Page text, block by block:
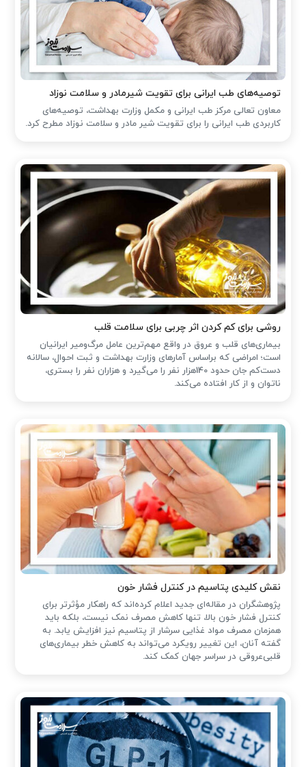
توصیه‌های طب ایرانی برای تقویت شیرمادر و سلامت نوزاد
معاون تعالی مرکز طب ایرانی و مکمل وزارت بهداشت، توصیه‌های
کاربردی طب ایرانی را برای تقویت شیر مادر و سلامت نوزاد مطرح کرد.
روشی برای کم کردن اثر چربی برای سلامت قلب
بیماری‌های قلب و عروق در واقع مهم‌ترین عامل مرگ‌ومیر ایرانیان
است؛ امراضی که براساس آمارهای وزارت بهداشت و ثبت احوال، سالانه
دست‌کم جان حدود 140هزار نفر را می‌گیرد و هزاران نفر را بستری،
ناتوان و از کار افتاده می‌کند.
نقش کلیدی پتاسیم در کنترل فشار خون
پژوهشگران در مقاله‌ای جدید اعلام کرده‌اند که راهکار مؤثرتر برای
کنترل فشار خون بالا، تنها کاهش مصرف نمک نیست، بلکه باید
همزمان مصرف مواد غذایی سرشار از پتاسیم نیز افزایش یابد. به
گفته آنان، این تغییر رویکرد می‌تواند به کاهش خطر بیماری‌های
قلبی‌عروقی در سراسر جهان کمک کند.